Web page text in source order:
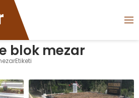
blok mezar